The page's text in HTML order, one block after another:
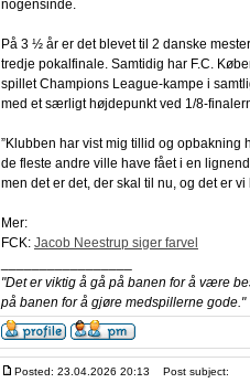
nogensinde.
På 3 ½ år er det blevet til 2 danske
tredje pokalfinale. Samtidig har F.C.
spillet Champions League-kampe i
med et særligt højdepunkt ved 1/8-
”Klubben har vist mig tillid og opbakning
de fleste andre ville have fået i en
men det er det, der skal til nu, og det er
Mer:
FCK: Jacob Neestrup siger farvel
"Det er viktig å gå på banen for å være
på banen for å gjøre medspillerne gode."
Posted: 23.04.2026 20:13 Post subject: